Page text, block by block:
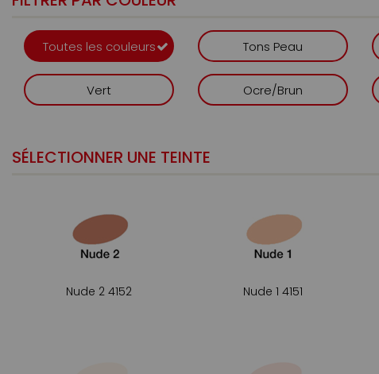
Toutes les couleurs Tons Peau
Vert Ocre/Brun
SÉLECTIONNER UNE TEINTE
Nude 2 4152 Nude 1 4151